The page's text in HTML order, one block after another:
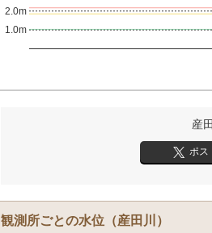
1.0m
2.0m
産
ポス
観測所ごとの水位 （産田川）